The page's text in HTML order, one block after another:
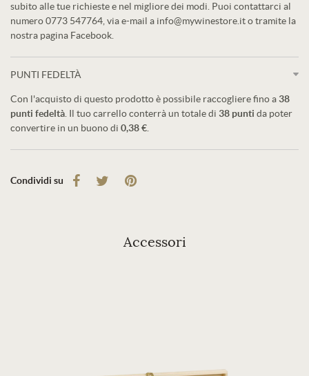
subito alle tue richieste e nel migliore dei modi. Puoi contattarci al
numero 0773 547764, via e-mail a info@mywinestore.it o tramite la
nostra pagina Facebook.
PUNTI FEDELTÀ
Con l'acquisto di questo prodotto è possibile raccogliere fino a38
punti fedeltà . Il tuo carrello conterrà un totale di 38 punti da poter
convertire in un buono di 0,38 €
Condividi su
Accessori